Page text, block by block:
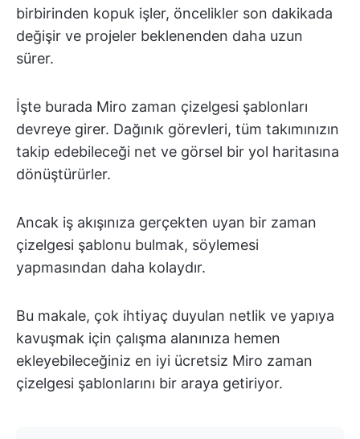
birbirinden kopuk işler, öncelikler son dakikada
değişir ve projeler beklenenden daha uzun
sürer.
İşte burada Miro zaman çizelgesi şablonları
devreye girer. Dağınık görevleri, tüm takımınızın
takip edebileceği net ve görsel bir yol haritasına
dönüştürürler.
Ancak iş akışınıza gerçekten uyan bir zaman
çizelgesi şablonu bulmak, söylemesi
yapmasından daha kolaydır.
Bu makale, çok ihtiyaç duyulan netlik ve yapıya
kavuşmak için çalışma alanınıza hemen
ekleyebileceğiniz en iyi ücretsiz Miro zaman
çizelgesi şablonlarını bir araya getiriyor.